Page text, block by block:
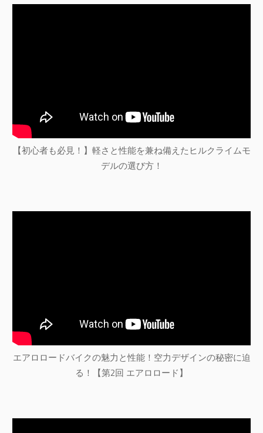
【初心者も必見！】軽さと性能を兼ね備えたヒルクライムモ
デルの選び方！
エアロロードバイクの魅力と性能！空力デザインの秘密に迫
る！【第2回 エアロロード】